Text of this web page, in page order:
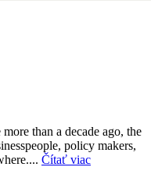
than a decade ago, the
policy makers,
Čítať viac